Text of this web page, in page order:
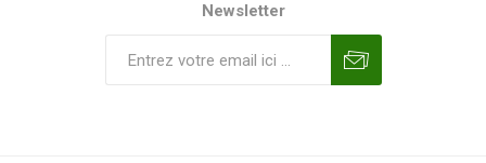
Newsletter